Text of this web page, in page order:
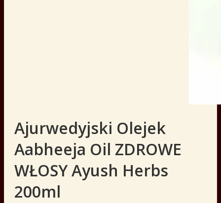
Ajurwedyjski Olejek
Aabheeja Oil ZDROWE
WŁOSY Ayush Herbs
200ml